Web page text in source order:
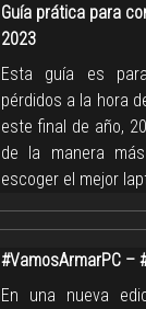
Guía prática para
2023
Esta guía es
pérdidos a la hora
este final de año,
de la manera
escoger el mejor
#VamosArmarPC –
En una nueva